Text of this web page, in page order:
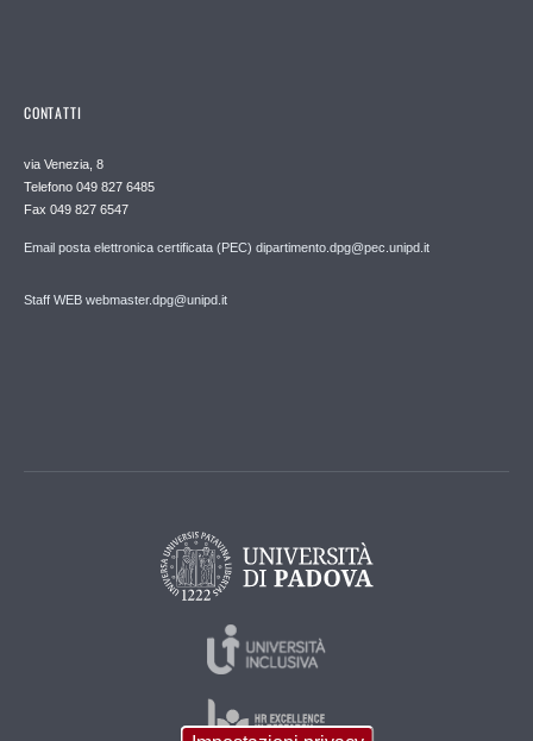
CONTATTI
via Venezia, 8
Telefono 049 827 6485
Fax 049 827 6547
Email posta elettronica certificata (PEC) dipartimento.dpg@pec.unipd.it
Staff WEB webmaster.dpg@unipd.it